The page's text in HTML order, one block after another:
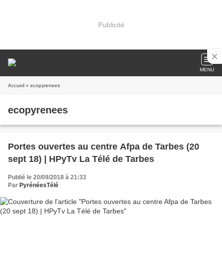
Publicité
MENU
Accueil » ecopyrenees
ecopyrenees
Portes ouvertes au centre Afpa de Tarbes (20
sept 18) | HPyTv La Télé de Tarbes
Publié le 20/09/2018 à 21:33
Par PyrénéesTélé